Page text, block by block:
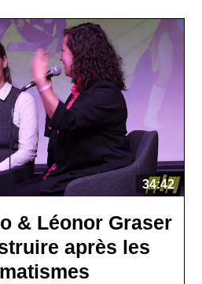
34:42
& Léonor Graser
après les